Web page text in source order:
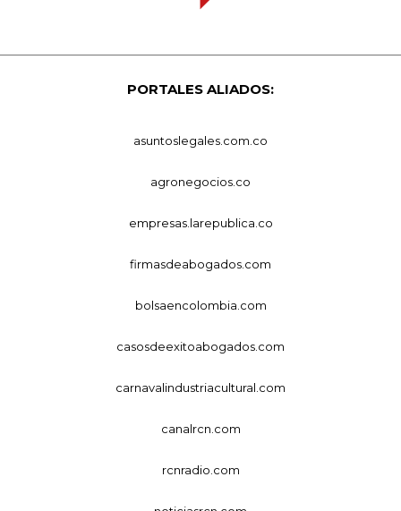
PORTALES ALIADOS:
asuntoslegales.com.co
agronegocios.co
empresas.larepublica.co
firmasdeabogados.com
bolsaencolombia.com
casosdeexitoabogados.com
carnavalindustriacultural.com
canalrcn.com
rcnradio.com